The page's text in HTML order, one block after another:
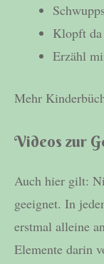
Klopft
Erzähl
Mehr
Videos zur
Auch hier gilt:
geeignet. In
erstmal alleine
Elemente darin